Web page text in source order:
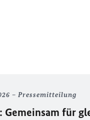
Pressemitteilung
: Gemeinsam für